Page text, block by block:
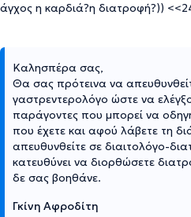
άγχος η καρδιά?η διατροφή?))
Καλησπέρα σας,
Θα σας πρότεινα να
γαστρεντερολόγο ώστε να
παράγοντες που μπορεί να
που έχετε και αφού λάβετε τη
απευθυνθείτε σε διαιτολόγο-
κατευθύνει να διορθώσετε
δε σας βοηθάνε.
Γκίνη Αφροδίτη